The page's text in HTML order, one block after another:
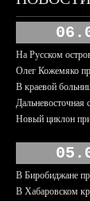
На Русском
Олег Кожемяко
В краевой
Новый циклон
В Биробиджане
В Хабаровском